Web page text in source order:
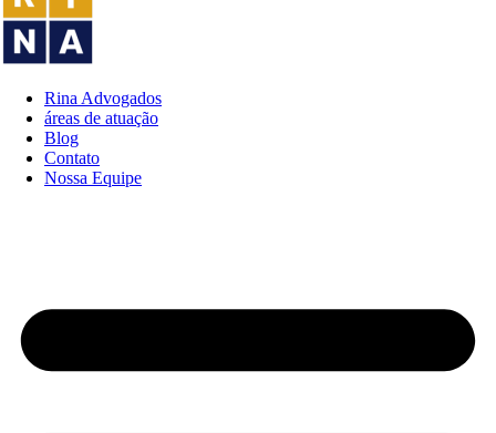
Rina Advogados
áreas de atuação
Blog
Contato
Nossa Equipe